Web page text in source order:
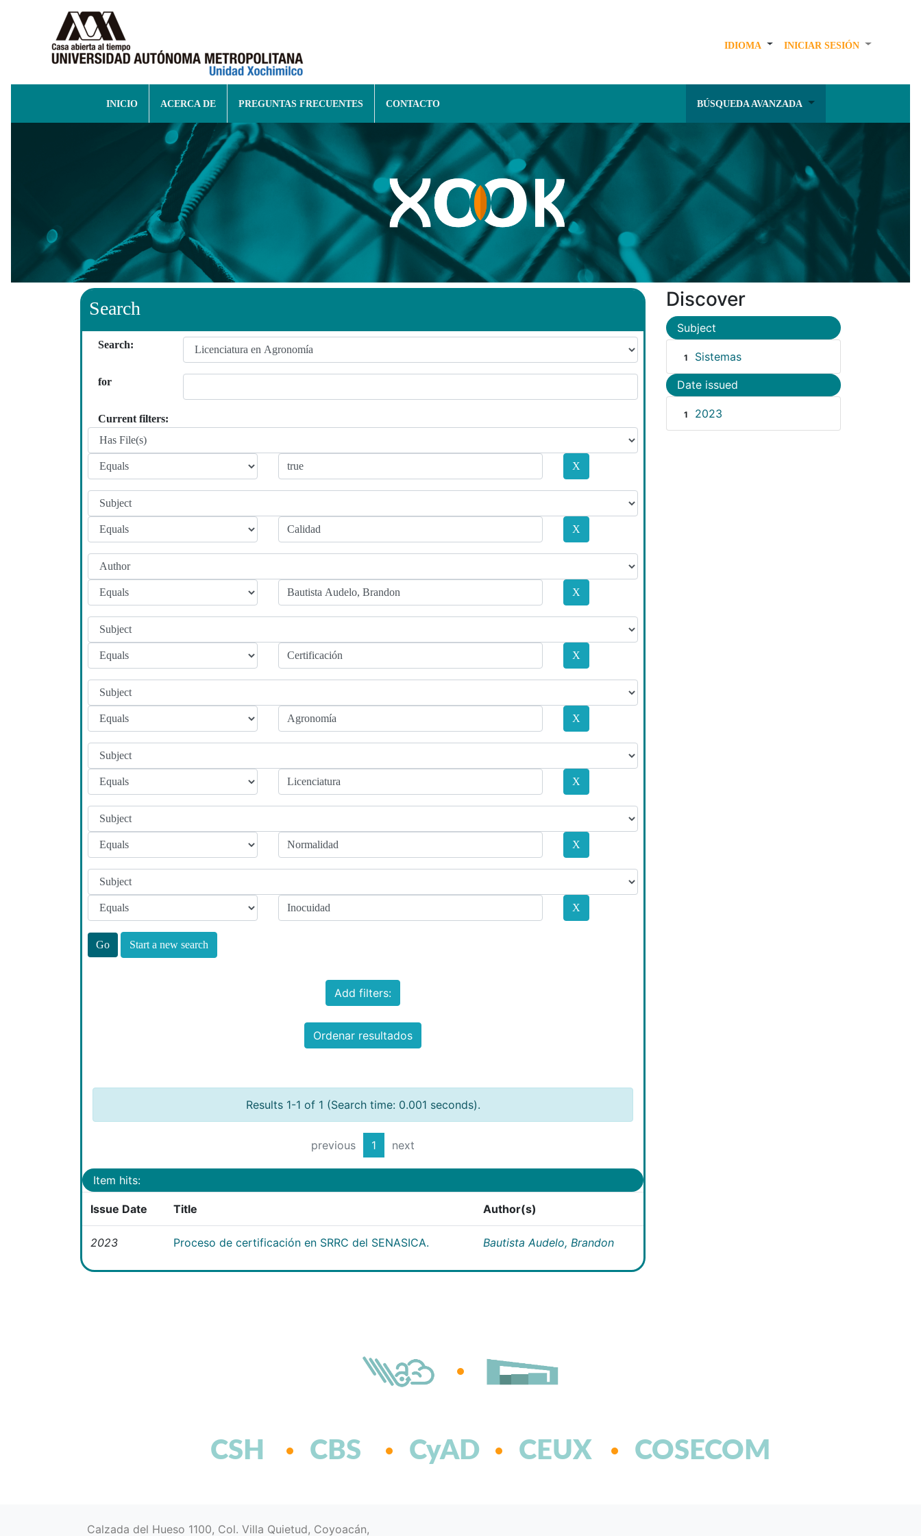
IDIOMA INICIAR SESIÓN
INICIO ACERCA DE PREGUNTAS FRECUENTES CONTACTO BÚSQUEDA AVANZADA
Search
Search:
for
Current filters:
Start a new search
Add filters:
Ordenar resultados
Results 1-1 of 1 (Search time: 0.001 seconds).
previous 1 next
Item hits:
Issue Date Title Author(s)
2023 Proceso de certificación en SRRC del SENASICA. Bautista Audelo, Brandon
Discover
Subject
1 Sistemas
Date issued
1 2023
CSH CBS CyAD CEUX COSECOM
Calzada del Hueso 1100, Col. Villa Quietud, Coyoacán,